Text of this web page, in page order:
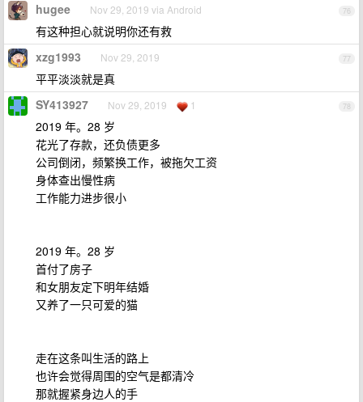
76
hugee Nov 29, 2019 via Android
有这种担心就说明你还有救
77
xzg1993 Nov 29, 2019
平平淡淡就是真
78
SY413927 Nov 29, 2019 1
2019 年。28 岁
花光了存款，还负债更多
公司倒闭，频繁换工作，被拖欠工资
身体查出慢性病
工作能力进步很小
2019 年。28 岁
首付了房子
和女朋友定下明年结婚
又养了一只可爱的猫
走在这条叫生活的路上
也许会觉得周围的空气是都清冷
那就握紧身边人的手